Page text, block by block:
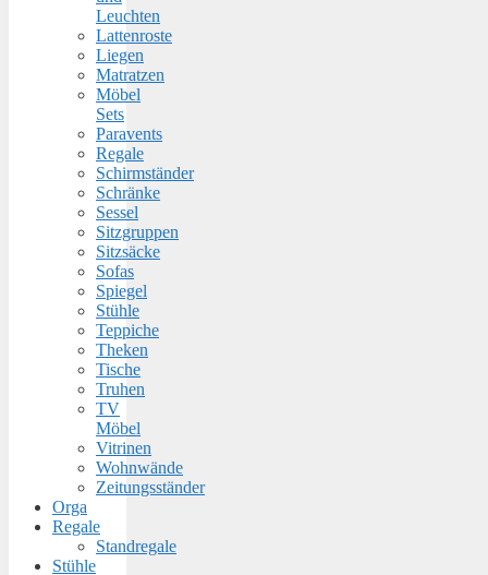
Leuchten
Lattenroste
Liegen
Matratzen
Möbel
Sets
Paravents
Regale
Schirmständer
Schränke
Sessel
Sitzgruppen
Sitzsäcke
Sofas
Spiegel
Stühle
Teppiche
Theken
Tische
Truhen
TV
Möbel
Vitrinen
Wohnwände
Zeitungsständer
Orga
Regale
Standregale
Stühle